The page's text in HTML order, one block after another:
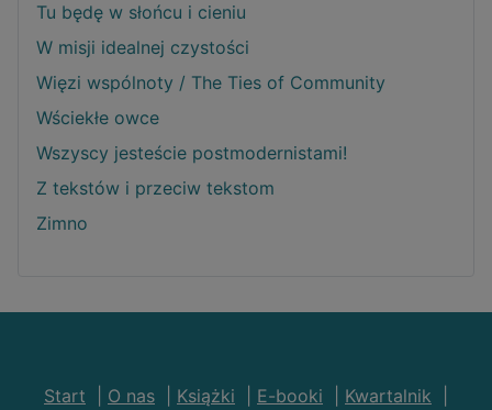
Tu będę w słońcu i cieniu
W misji idealnej czystości
Więzi wspólnoty / The Ties of Community
Wściekłe owce
Wszyscy jesteście postmodernistami!
Z tekstów i przeciw tekstom
Zimno
Start O nas Książki E-booki Kwartalnik